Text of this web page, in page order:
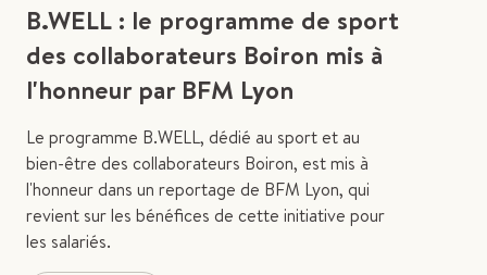
B.WELL : le programme de sport
des collaborateurs Boiron mis à
l'honneur par BFM Lyon
Le programme B.WELL, dédié au sport et au
bien-être des collaborateurs Boiron, est mis à
l'honneur dans un reportage de BFM Lyon, qui
revient sur les bénéfices de cette initiative pour
les salariés.